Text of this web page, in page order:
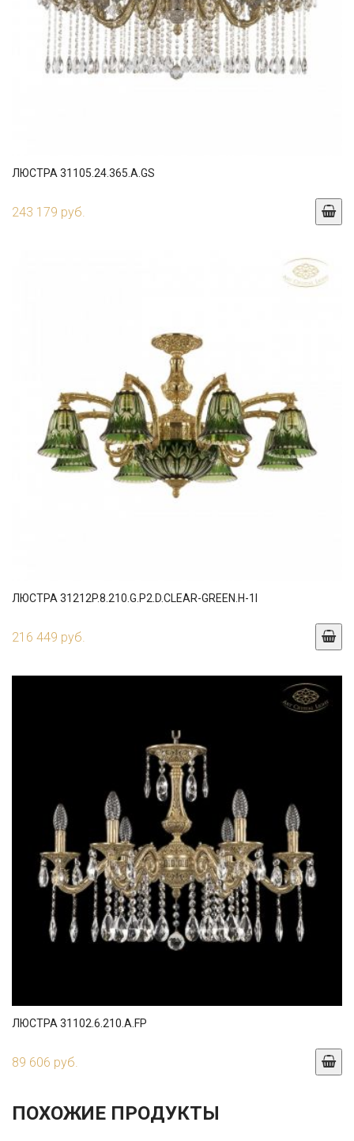
ЛЮСТРА 31105.24.365.A.GS
243 179 руб.
ЛЮСТРА 31212P.8.210.G.P2.D.CLEAR-GREEN.H-1I
216 449 руб.
ЛЮСТРА 31102.6.210.A.FP
89 606 руб.
ПОХОЖИЕ ПРОДУКТЫ